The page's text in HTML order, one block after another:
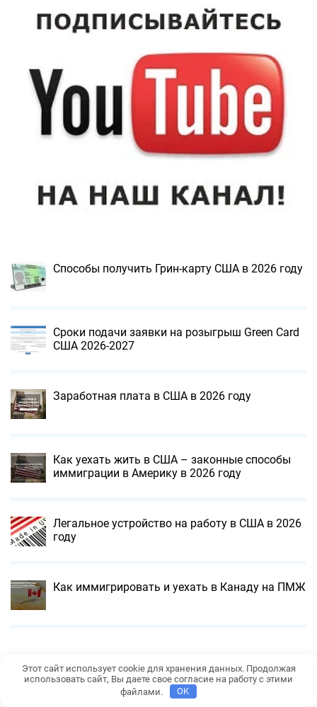
Способы получить Грин-карту США в 2026 году
Сроки подачи заявки на розыгрыш Green Card
США 2026-2027
Заработная плата в США в 2026 году
Как уехать жить в США – законные способы
иммиграции в Америку в 2026 году
Легальное устройство на работу в США в 2026
году
Как иммигрировать и уехать в Канаду на ПМЖ
Этот сайт использует cookie для хранения данных. Продолжая
использовать сайт, Вы даете свое согласие на работу с этими
файлами.
OK